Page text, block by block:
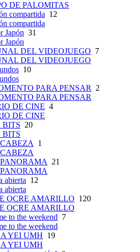
DE PALOMITAS
compartida 12
compartida
Japón 31
Japón
DEL VIDEOJUEGO 7
DEL VIDEOJUEGO
10
PARA PENSAR 2
PARA PENSAR
DE CINE 4
DE CINE
BITS 20
BITS
1
21
abierta 12
abierta
OCRE AMARILLO 120
OCRE AMARILLO
to the weekend 7
to the weekend
YEI UMH 19
YEI UMH